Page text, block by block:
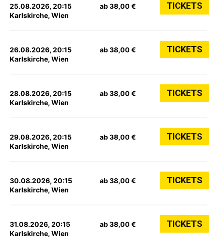
25.08.2026, 20:15
Karlskirche, Wien
ab 38,00 € TICKETS
26.08.2026, 20:15
Karlskirche, Wien
ab 38,00 € TICKETS
28.08.2026, 20:15
Karlskirche, Wien
ab 38,00 € TICKETS
29.08.2026, 20:15
Karlskirche, Wien
ab 38,00 € TICKETS
30.08.2026, 20:15
Karlskirche, Wien
ab 38,00 € TICKETS
31.08.2026, 20:15
Karlskirche, Wien
ab 38,00 € TICKETS